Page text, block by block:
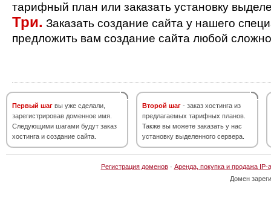
тарифный план или заказать установку
Три. Заказать создание сайта у нашего
предложить вам создание сайта любой
Первый шаг вы уже сделали,
зарегистрировав доменное имя.
Следующими шагами будут заказ
хостинга и создание сайта.
Второй шаг - заказ хостинга из
предлагаемых тарифных планов.
Также вы можете заказать у нас
установку выделенного сервера.
Регистрация доменов· Аренда, покупка и продажа IP-
Домен